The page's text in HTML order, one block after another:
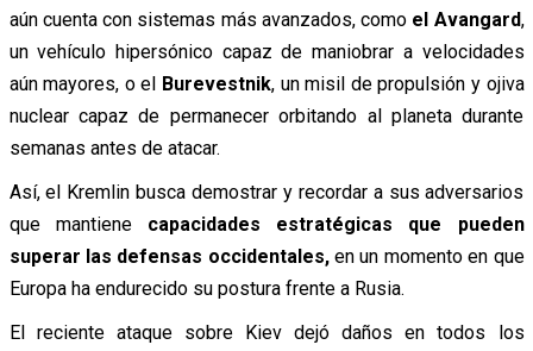
aún cuenta con sistemas más avanzados, como el Avangard,
un vehículo hipersónico capaz de maniobrar a velocidades
aún mayores, o el Burevestnik, un misil de propulsión y ojiva
nuclear capaz de permanecer orbitando al planeta durante
semanas antes de atacar.
Así, el Kremlin busca demostrar y recordar a sus adversarios
que mantiene capacidades estratégicas que pueden
superar las defensas occidentales,en un momento en que
Europa ha endurecido su postura frente a Rusia.
El reciente ataque sobre Kiev dejó daños en todos los